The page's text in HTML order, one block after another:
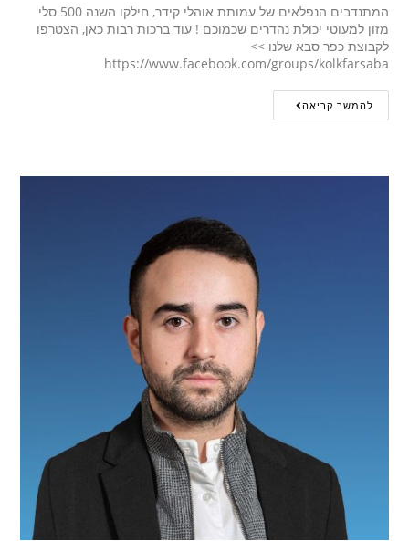
המתנדבים הנפלאים של עמותת אוהלי קידר, חילקו השנה 500 סלי
מזון למעוטי יכולת נהדרים שכמוכם ! עוד ברכות רבות כאן, הצטרפו
לקבוצת כפר סבא שלנו >>
https://www.facebook.com/groups/kolkfarsaba
להמשך קריאה